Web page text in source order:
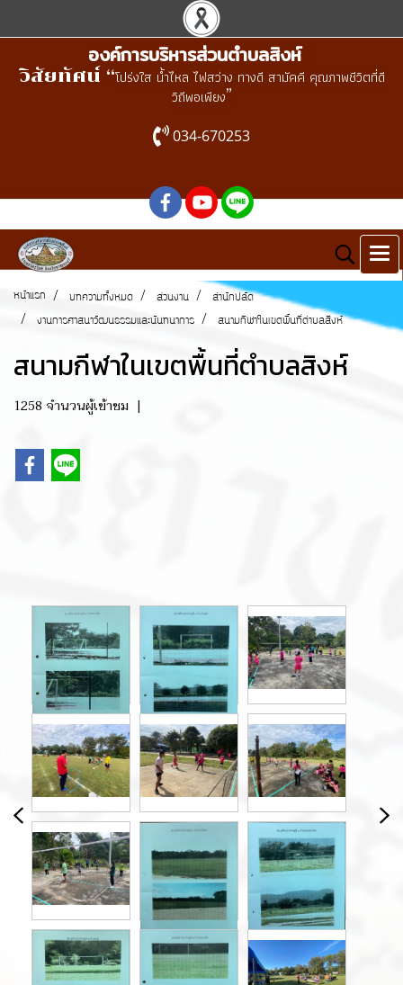
องค์การบริหารส่วนตำบลสิงห์
วิสัยทัศน์ “โปร่งใส น้ำไหล ไฟสว่าง ทางดี สามัคคี คุณภาพชีวิตที่ดี
วิถีพอเพียง”
034-670253
หน้าแรก บทความทั้งหมด ส่วนงาน สำนักปลัด
งานการศาสนาวัฒนธรรมและนันทนาการ สนามกีฬาในเขตพื้นที่ตำบลสิงห์
สนามกีฬาในเขตพื้นที่ตำบลสิงห์
1258 จำนวนผู้เข้าชม |